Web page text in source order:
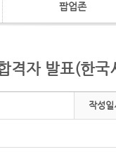
팝업존
격자 발표(한국
작성일